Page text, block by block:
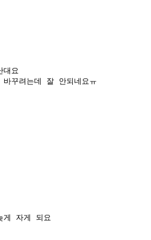
요
꾸려는데 잘 안되네요ㅠ
게 자게 되요